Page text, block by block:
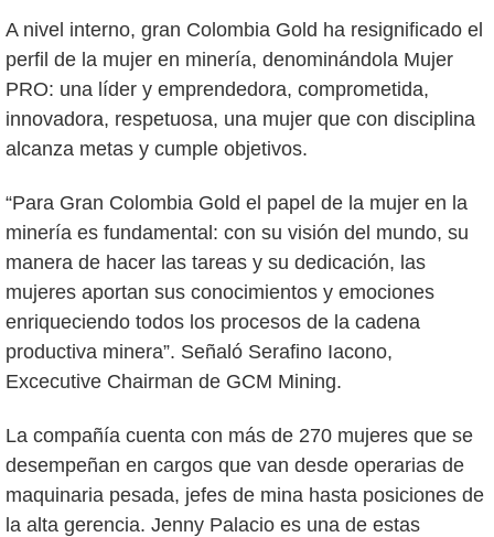
A nivel interno, gran Colombia Gold ha resignificado el
perfil de la mujer en minería, denominándola Mujer
PRO: una líder y emprendedora, comprometida,
innovadora, respetuosa, una mujer que con disciplina
alcanza metas y cumple objetivos.
“Para Gran Colombia Gold el papel de la mujer en la
minería es fundamental: con su visión del mundo, su
manera de hacer las tareas y su dedicación, las
mujeres aportan sus conocimientos y emociones
enriqueciendo todos los procesos de la cadena
productiva minera”. Señaló Serafino Iacono,
Excecutive Chairman de GCM Mining.
La compañía cuenta con más de 270 mujeres que se
desempeñan en cargos que van desde operarias de
maquinaria pesada, jefes de mina hasta posiciones de
la alta gerencia. Jenny Palacio es una de estas